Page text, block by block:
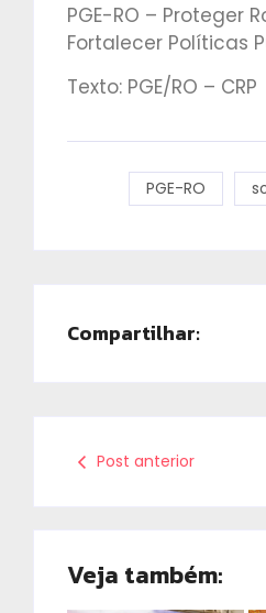
PGE-RO – Proteger
Fortalecer Políticas
Texto: PGE/RO – CRP
PGE-RO
Compartilhar:
Post anterior
Veja também: